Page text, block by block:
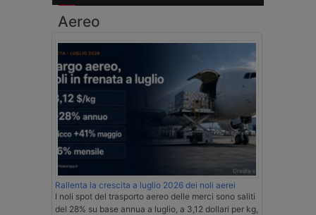
Aereo
Rallenta la crescita a luglio 2026 dei noli aerei
I noli spot del trasporto aereo delle merci sono saliti
del 28% su base annua a luglio, a 3,12 dollari per kg,